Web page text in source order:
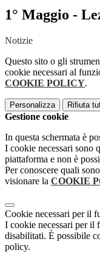
1° Maggio -
Notizie
Questo sito o gli
cookie necessari al
COOKIE POLICY.
Personalizza Rifiuta
Gestione cookie
In questa schermata è
I cookie necessari sono
piattaforma e non è
Per conoscere quali
visionare la COOKIE
Cookie necessari per il
I cookie necessari per il
disabilitati. È possibile
policy.